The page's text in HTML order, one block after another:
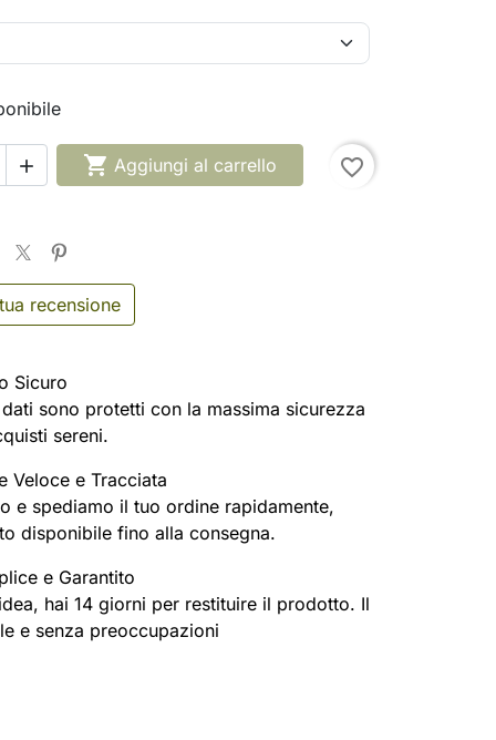
  Aggiungi al carrello favorite_border
recensione
Sicuro
sono protetti con la massima sicurezza
sereni.
Veloce e Tracciata
e spediamo il tuo ordine rapidamente,
disponibile fino alla consegna.
e Garantito
hai 14 giorni per restituire il prodotto. Il
e senza preoccupazioni